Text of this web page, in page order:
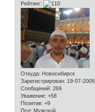
Рейтинг:
Откуда: Новосибирск
Зарегистрирован: 19-07-2009
Сообщений: 269
Уважение: +58
Позитив: +9
Пол: Мужской